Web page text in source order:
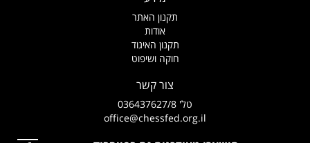
תקנון האתר
אודות
תקנון האיגוד
חוקה ושיפוט
צור קשר
טל' 036437627/8
office@chessfed.org.il